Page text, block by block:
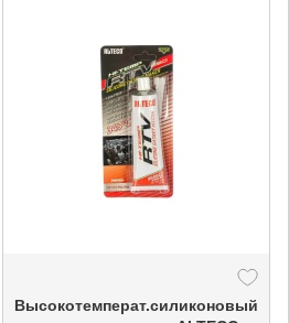
Высокотемперат.силиконовый